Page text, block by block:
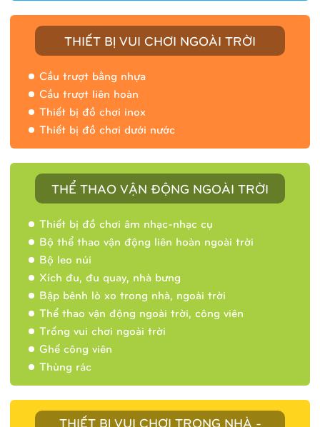
THIẾT BỊ VUI CHƠI NGOÀI TRỜI
Cầu trượt bằng nhựa
Cầu trượt liên hoàn
Thiết bị đồ chơi inox
Thiết bị đồ chơi dưới nước
THỂ THAO VẬN ĐỘNG NGOÀI TRỜI
Thiết bị đồ chơi âm nhạc-nhạc cụ
Bộ thể thao vận động liên hoàn ngoài trời
Bộ leo núi
Xích đu, đu quay, nhà bưng
Bập bênh lò xo trong nhà, ngoài trời
Thể thao vận động ngoài trời, công viên
Trống vui chơi ngoài trời
Ghế công viên
Thùng rác
THIẾT BỊ VUI CHƠI TRONG NHÀ -